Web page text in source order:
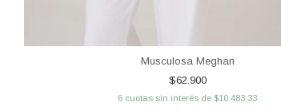
Musculosa Meghan
$62.900
6 cuotas sin interés de $10.483,33